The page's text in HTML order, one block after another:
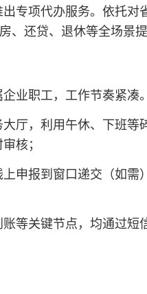
专项代办服务。依托
、还贷、退休等全场景
业职工，工作节奏紧凑
厅，利用午休、下班
核；
申报到窗口递交（如
等关键节点，均通过